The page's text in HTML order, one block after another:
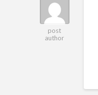
post
author